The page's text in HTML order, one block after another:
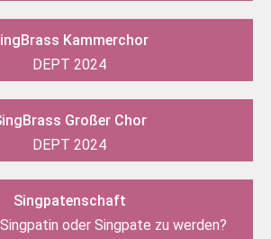
Kammerchor
DEPT 2024
Großer Chor
DEPT 2024
Singpatenschaft
oder Singpate zu werden?